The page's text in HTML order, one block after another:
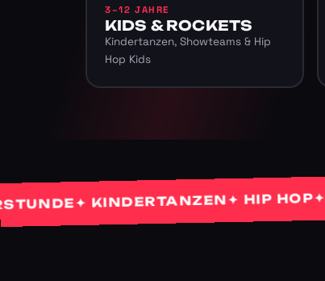
3–12 JAHRE
KIDS & ROCKETS
Kindertanzen, Showteams & Hip
Hop Kids
✦ KINDERTANZEN✦ HIP HOP✦